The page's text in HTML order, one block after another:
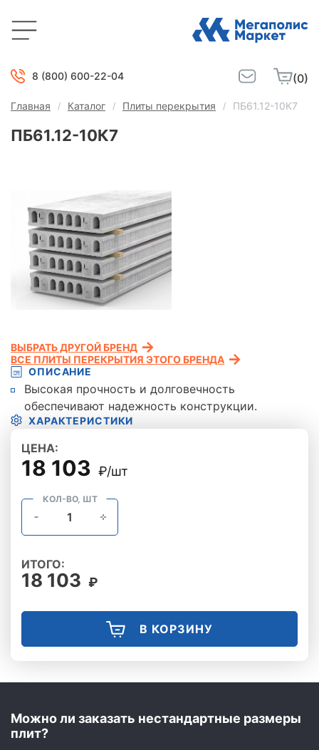
8 (800) 600-22-04 (0)
Главная Каталог Плиты перекрытия ПБ61.12-10К7
ПБ61.12-10К7
ОПИСАНИЕ
Высокая прочность и долговечность
обеспечивают надежность конструкции.
ХАРАКТЕРИСТИКИ
ВЫБРАТЬ ДРУГОЙ БРЕНД
ВСЕ ПЛИТЫ ПЕРЕКРЫТИЯ ЭТОГО БРЕНДА
ЦЕНА:
18 103 ₽/шт
КОЛ-ВО, ШТ
ИТОГО:
18 103 ₽
В КОРЗИНУ
Можно ли заказать нестандартные размеры
плит?